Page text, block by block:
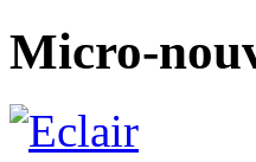
Micro-